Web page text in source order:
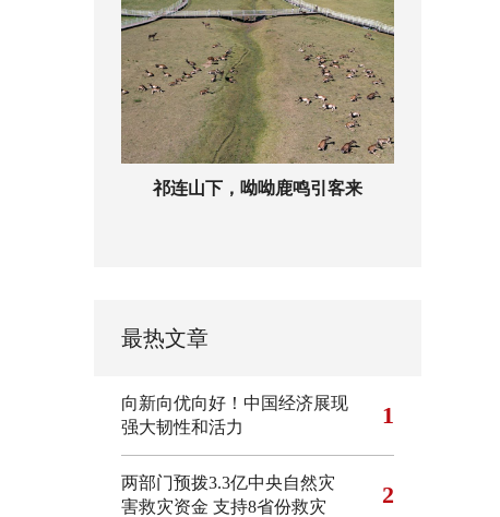
祁连山下，呦呦鹿鸣引客来
最热文章
向新向优向好！中国经济展现
强大韧性和活力
1
两部门预拨3.3亿中央自然灾
害救灾资金 支持8省份救灾
2